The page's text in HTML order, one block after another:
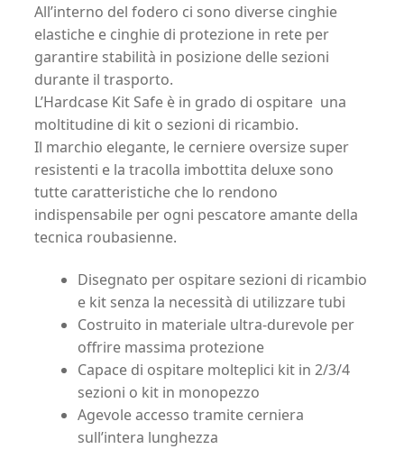
All’interno del fodero ci sono diverse cinghie
elastiche e cinghie di protezione in rete per
garantire stabilità in posizione delle sezioni
durante il trasporto.
L’Hardcase Kit Safe è in grado di ospitare una
moltitudine di kit o sezioni di ricambio.
Il marchio elegante, le cerniere oversize super
resistenti e la tracolla imbottita deluxe sono
tutte caratteristiche che lo rendono
indispensabile per ogni pescatore amante della
tecnica roubasienne.
Disegnato per ospitare sezioni di ricambio
e kit senza la necessità di utilizzare tubi
Costruito in materiale ultra-durevole per
offrire massima protezione
Capace di ospitare molteplici kit in 2/3/4
sezioni o kit in monopezzo
Agevole accesso tramite cerniera
sull’intera lunghezza